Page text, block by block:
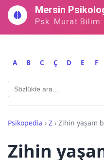
İçeriğe
geç
Mersin
Psk. Murat Bilim
A B C Ç D E F
Psikopedia › Z › Zihin yaşam
Zihin